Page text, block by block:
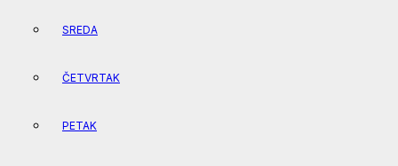
SREDA
ČETVRTAK
PETAK